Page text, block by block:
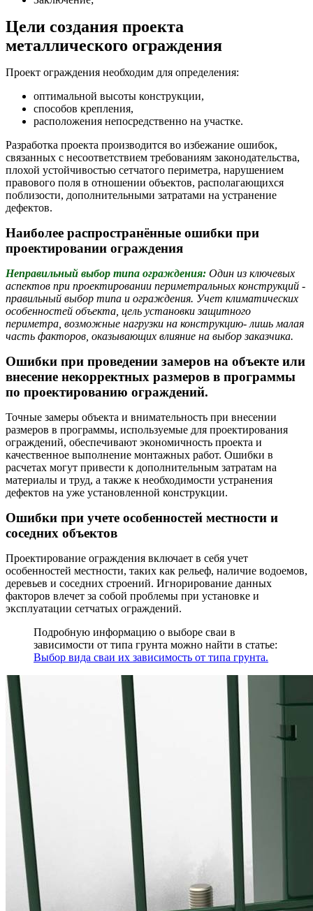
Цели создания проекта
металлического ограждения
Проект ограждения необходим для определения:
оптимальной высоты конструкции,
способов крепления,
расположения непосредственно на участке.
Разработка проекта производится во избежание ошибок,
связанных с несоответствием требованиям законодательства,
плохой устойчивостью сетчатого периметра, нарушением
правового поля в отношении объектов, располагающихся
поблизости, дополнительными затратами на устранение
дефектов.
Наиболее распространённые ошибки при
проектировании ограждения
Неправильный выбор типа ограждения: Один из ключевых
аспектов при проектировании периметральных конструкций -
правильный выбор типа и ограждения. Учет климатических
особенностей объекта, цель установки защитного
периметра, возможные нагрузки на конструкцию- лишь малая
часть факторов, оказывающих влияние на выбор заказчика.
Ошибки при проведении замеров на объекте или
внесение некорректных размеров в программы
по проектированию ограждений.
Точные замеры объекта и внимательность при внесении
размеров в программы, используемые для проектирования
ограждений, обеспечивают экономичность проекта и
качественное выполнение монтажных работ. Ошибки в
расчетах могут привести к дополнительным затратам на
материалы и труд, а также к необходимости устранения
дефектов на уже установленной конструкции.
Ошибки при учете особенностей местности и
соседних объектов
Проектирование ограждения включает в себя учет
особенностей местности, таких как рельеф, наличие водоемов,
деревьев и соседних строений. Игнорирование данных
факторов влечет за собой проблемы при установке и
эксплуатации сетчатых ограждений.
Подробную информацию о выборе сваи в
зависимости от типа грунта можно найти в статье:
Выбор вида сваи их зависимость от типа грунта.